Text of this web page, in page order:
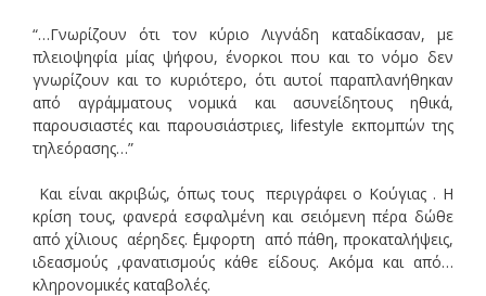
“…Γνωρίζουν ότι τον κύριο Λιγνάδη καταδίκασαν, με
πλειοψηφία μίας ψήφου, ένορκοι που και το νόμο δεν
γνωρίζουν και το κυριότερο, ότι αυτοί παραπλανήθηκαν
από αγράμματους νομικά και ασυνείδητους ηθικά,
παρουσιαστές και παρουσιάστριες, lifestyle εκπομπών της
τηλεόρασης…”
Και είναι ακριβώς, όπως τους περιγράφει ο Κούγιας . Η
κρίση τους, φανερά εσφαλμένη και σειόμενη πέρα δώθε
από χίλιους αέρηδες. ΄Εμφορτη από πάθη, προκαταλήψεις,
ιδεασμούς ,φανατισμούς κάθε είδους. Ακόμα και από…
κληρονομικές καταβολές.